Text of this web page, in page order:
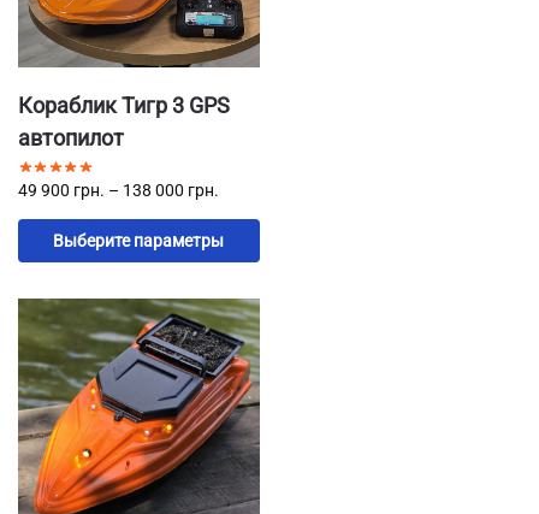
Кораблик Тигр 3 GPS
автопилот
49 900 грн. – 138 000 грн.
Выберите параметры